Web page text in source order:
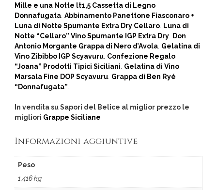
Mille e una Notte lt1,5 Cassetta di Legno
Donnafugata. Abbinamento Panettone Fiasconaro +
Luna di Notte Spumante Extra Dry Cellaro. Luna di
Notte “Cellaro” Vino Spumante IGP Extra Dry. Don
Antonio Morgante Grappa di Nero d’Avola. Gelatina di
Vino Zibibbo IGP Scyavuru. Confezione Regalo
“Joana” Prodotti Tipici Siciliani. Gelatina di Vino
Marsala Fine DOP Scyavuru. Grappa di Ben Ryé
“Donnafugata”.
In vendita su Sapori del Belice al miglior prezzo le
migliori Grappe Siciliane
Informazioni aggiuntive
Peso
1,416 kg